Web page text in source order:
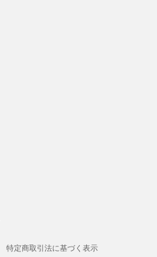
特定商取引法に基づく表示